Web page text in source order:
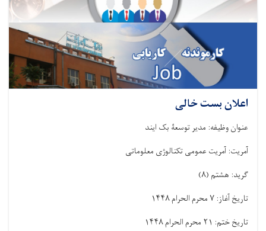
اعلان بست خالی
عنوان وظیفه: مدیر توسعۀ بک ایند
آمریت: آمریت عمومی تکنالوژی معلوماتی
گرید: هشتم )۸(
تاریخ آغاز: ۷محرم الحرام۱۴۴۸
تاریخ ختم: ۲۱ محرم الحرام۱۴۴۸